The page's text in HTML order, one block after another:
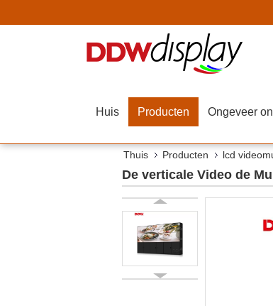
Huis Producten Ongeveer
Thuis Producten lcd
De verticale Video de